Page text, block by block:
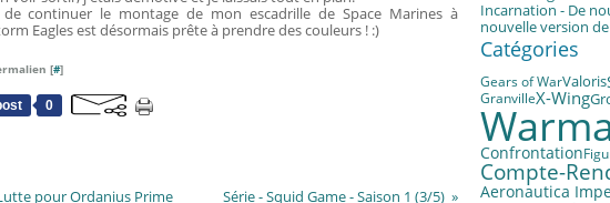
continuer le montage de mon escadrille de Space Marines à
Eagles est désormais prête à prendre des couleurs ! :)
[#]
0
pour Ordanius Prime Série - Squid Game - Saison 1 (3/5)
Incarnation - De
nouvelle version
Catégories
Gears of WarValoris
GranvilleX-Wing
Confrontation
Compte-
Aeronautica